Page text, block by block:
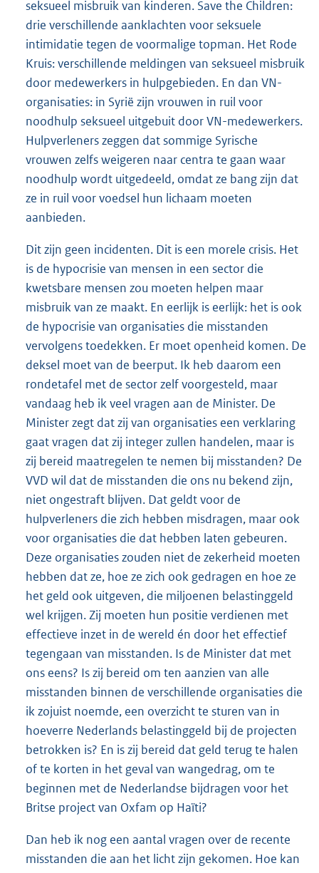
seksueel misbruik van kinderen. Save the Children:
drie verschillende aanklachten voor seksuele
intimidatie tegen de voormalige topman. Het Rode
Kruis: verschillende meldingen van seksueel misbruik
door medewerkers in hulpgebieden. En dan VN-
organisaties: in Syrië zijn vrouwen in ruil voor
noodhulp seksueel uitgebuit door VN-medewerkers.
Hulpverleners zeggen dat sommige Syrische
vrouwen zelfs weigeren naar centra te gaan waar
noodhulp wordt uitgedeeld, omdat ze bang zijn dat
ze in ruil voor voedsel hun lichaam moeten
aanbieden.
Dit zijn geen incidenten. Dit is een morele crisis. Het
is de hypocrisie van mensen in een sector die
kwetsbare mensen zou moeten helpen maar
misbruik van ze maakt. En eerlijk is eerlijk: het is ook
de hypocrisie van organisaties die misstanden
vervolgens toedekken. Er moet openheid komen. De
deksel moet van de beerput. Ik heb daarom een
rondetafel met de sector zelf voorgesteld, maar
vandaag heb ik veel vragen aan de Minister. De
Minister zegt dat zij van organisaties een verklaring
gaat vragen dat zij integer zullen handelen, maar is
zij bereid maatregelen te nemen bij misstanden? De
VVD wil dat de misstanden die ons nu bekend zijn,
niet ongestraft blijven. Dat geldt voor de
hulpverleners die zich hebben misdragen, maar ook
voor organisaties die dat hebben laten gebeuren.
Deze organisaties zouden niet de zekerheid moeten
hebben dat ze, hoe ze zich ook gedragen en hoe ze
het geld ook uitgeven, die miljoenen belastinggeld
wel krijgen. Zij moeten hun positie verdienen met
effectieve inzet in de wereld én door het effectief
tegengaan van misstanden. Is de Minister dat met
ons eens? Is zij bereid om ten aanzien van alle
misstanden binnen de verschillende organisaties die
ik zojuist noemde, een overzicht te sturen van in
hoeverre Nederlands belastinggeld bij de projecten
betrokken is? En is zij bereid dat geld terug te halen
of te korten in het geval van wangedrag, om te
beginnen met de Nederlandse bijdragen voor het
Britse project van Oxfam op Haïti?
Dan heb ik nog een aantal vragen over de recente
misstanden die aan het licht zijn gekomen. Hoe kan